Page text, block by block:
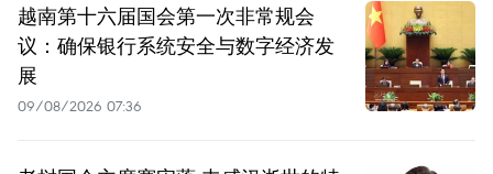
越南第十六届国会第一次非常规会
议：确保银行系统安全与数字经济发
展
09/08/2026 07:36